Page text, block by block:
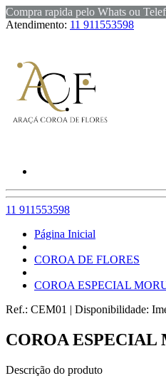
Compra rapida pelo Whats ou
Atendimento: 11 911553598
11 911553598
Página Inicial
COROA DE FLORES
COROA ESPECIAL
Ref.: CEM01 | Disponibilidade:
COROA ESPECIAL
Descrição do produto